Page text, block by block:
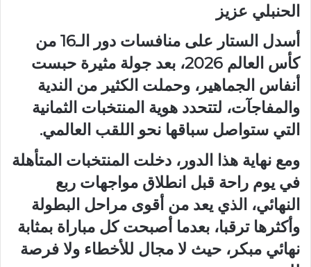
الحنبلي عزيز
أسدل الستار على منافسات دور الـ16 من
كأس العالم 2026، بعد جولة مثيرة حبست
أنفاس الجماهير، وحملت الكثير من الندية
والمفاجآت، لتتحدد هوية المنتخبات الثمانية
التي ستواصل سباقها نحو اللقب العالمي.
ومع نهاية هذا الدور، دخلت المنتخبات المتأهلة
في يوم راحة قبل انطلاق مواجهات ربع
النهائي، الذي يعد من أقوى مراحل البطولة
وأكثرها ترقبا، بعدما أصبحت كل مباراة بمثابة
نهائي مبكر، حيث لا مجال للأخطاء ولا فرصة